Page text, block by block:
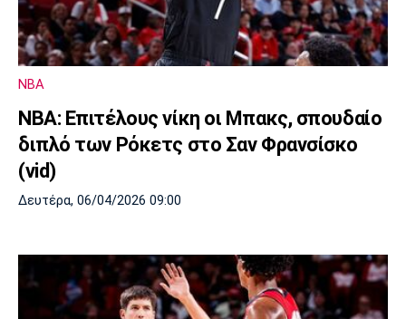
NBA
ΝΒΑ: Επιτέλους νίκη οι Μπακς, σπουδαίο
διπλό των Ρόκετς στο Σαν Φρανσίσκο
(vid)
Δευτέρα, 06/04/2026 09:00